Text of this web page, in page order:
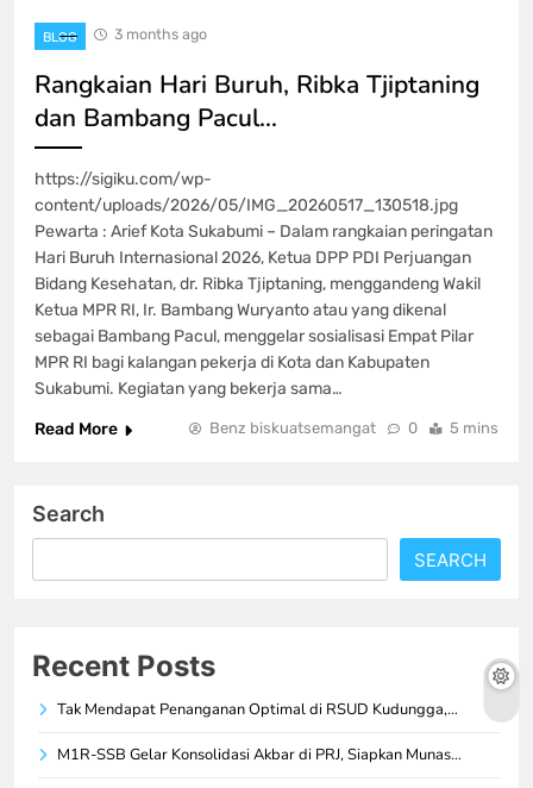
BLOG 3 months ago
Rangkaian Hari Buruh, Ribka Tjiptaning
dan Bambang Pacul…
https://sigiku.com/wp-
content/uploads/2026/05/IMG_20260517_130518.jpg
Pewarta : Arief Kota Sukabumi – Dalam rangkaian peringatan
Hari Buruh Internasional 2026, Ketua DPP PDI Perjuangan
Bidang Kesehatan, dr. Ribka Tjiptaning, menggandeng Wakil
Ketua MPR RI, Ir. Bambang Wuryanto atau yang dikenal
sebagai Bambang Pacul, menggelar sosialisasi Empat Pilar
MPR RI bagi kalangan pekerja di Kota dan Kabupaten
Sukabumi. Kegiatan yang bekerja sama…
Read More
Benz biskuatsemangat 0 5 mins
Search
SEARCH
Recent Posts
Tak Mendapat Penanganan Optimal di RSUD Kudungga,…
M1R-SSB Gelar Konsolidasi Akbar di PRJ, Siapkan Munas…